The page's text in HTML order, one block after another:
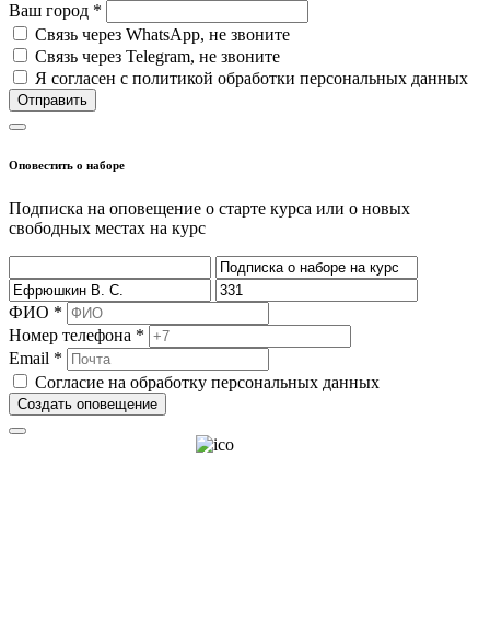
Ваш город *
Cвязь через WhatsApp, не звоните
Cвязь через Telegram, не звоните
Я согласен с политикой обработки персональных данных
Отправить
Оповестить о наборе
Подписка на оповещение о старте курса или о новых
свободных местах на курс
ФИО *
Номер телефона *
Email *
Согласие на обработку персональных данных
Создать оповещение